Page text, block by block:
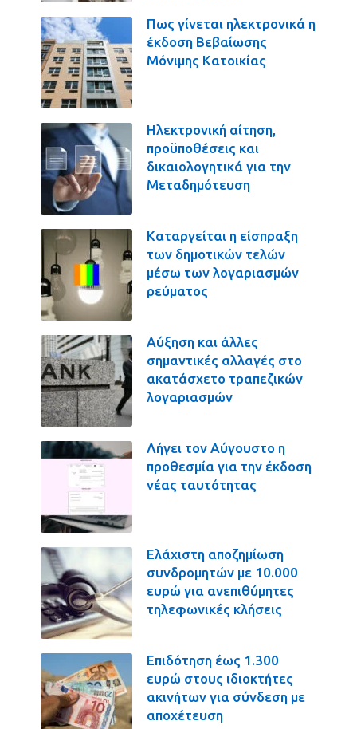
Πως γίνεται ηλεκτρονικά η
έκδοση Βεβαίωσης
Μόνιμης Κατοικίας
Ηλεκτρονική αίτηση,
προϋποθέσεις και
δικαιολογητικά για την
Μεταδημότευση
Καταργείται η είσπραξη
των δημοτικών τελών
μέσω των λογαριασμών
ρεύματος
Αύξηση και άλλες
σημαντικές αλλαγές στο
ακατάσχετο τραπεζικών
λογαριασμών
Λήγει τον Αύγουστο η
προθεσμία για την έκδοση
νέας ταυτότητας
Ελάχιστη αποζημίωση
συνδρομητών με 10.000
ευρώ για ανεπιθύμητες
τηλεφωνικές κλήσεις
Επιδότηση έως 1.300
ευρώ στους ιδιοκτήτες
ακινήτων για σύνδεση με
αποχέτευση